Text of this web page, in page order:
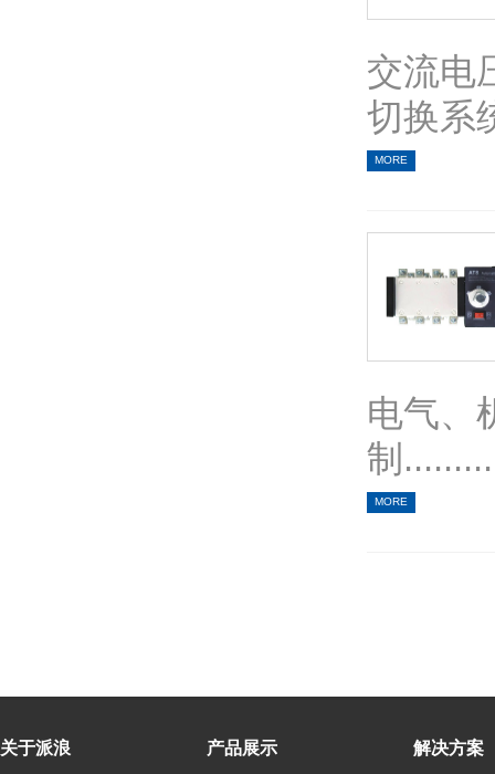
交流电
切换系
MORE
电气、
制
MORE
关于派浪 产品展示 解决方案